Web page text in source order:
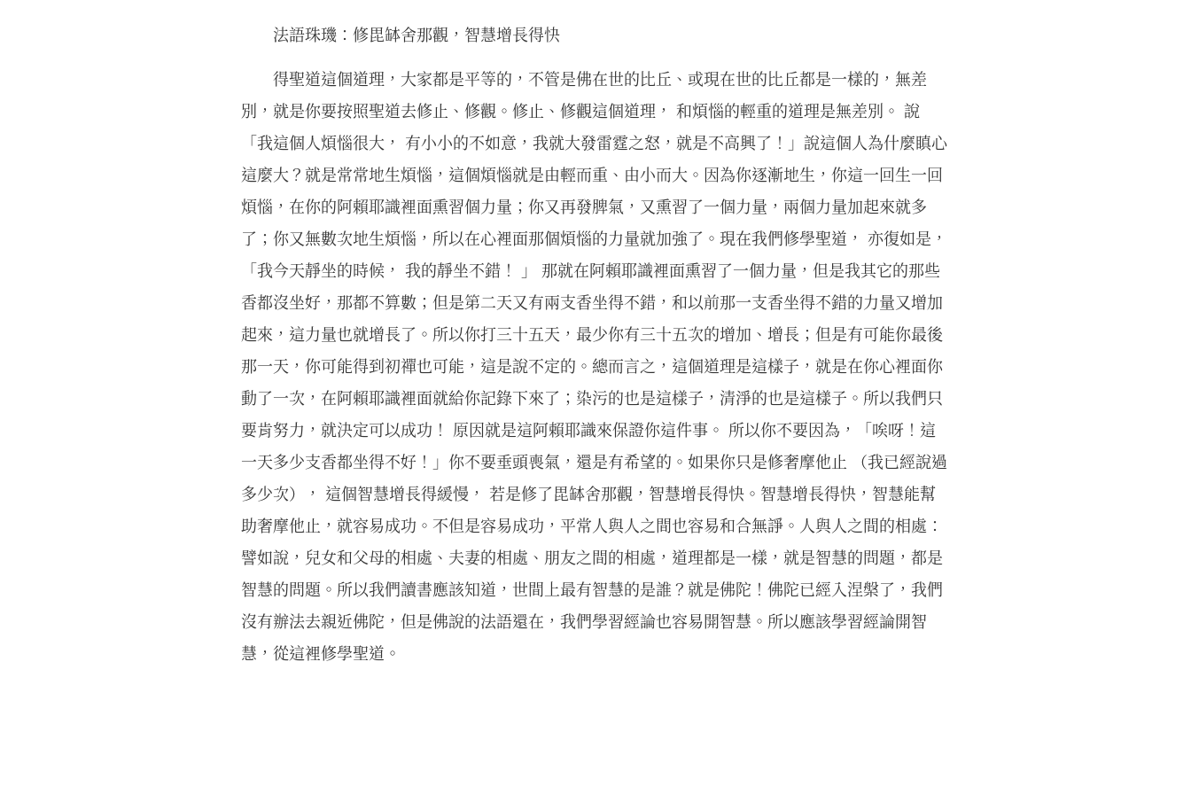
法語珠璣：修毘缽舍那觀，智慧增長得快
得聖道這個道理，大家都是平等的，不管是佛在世的比丘、或現在世的比丘都是一樣的，無差
別，就是你要按照聖道去修止、修觀。修止、修觀這個道理， 和煩惱的輕重的道理是無差別。 說
「我這個人煩惱很大， 有小小的不如意，我就大發雷霆之怒，就是不高興了！」說這個人為什麼瞋心
這麼大？就是常常地生煩惱，這個煩惱就是由輕而重、由小而大。因為你逐漸地生，你這一回生一回
煩惱，在你的阿賴耶識裡面熏習個力量；你又再發脾氣，又熏習了一個力量，兩個力量加起來就多
了；你又無數次地生煩惱，所以在心裡面那個煩惱的力量就加強了。現在我們修學聖道， 亦復如是，
「我今天靜坐的時候， 我的靜坐不錯！ 」 那就在阿賴耶識裡面熏習了一個力量，但是我其它的那些
香都沒坐好，那都不算數；但是第二天又有兩支香坐得不錯，和以前那一支香坐得不錯的力量又增加
起來，這力量也就增長了。所以你打三十五天，最少你有三十五次的增加、增長；但是有可能你最後
那一天，你可能得到初禪也可能，這是說不定的。總而言之，這個道理是這樣子，就是在你心裡面你
動了一次，在阿賴耶識裡面就給你記錄下來了；染污的也是這樣子，清淨的也是這樣子。所以我們只
要肯努力，就決定可以成功！ 原因就是這阿賴耶識來保證你這件事。 所以你不要因為，「唉呀！這
一天多少支香都坐得不好！」你不要垂頭喪氣，還是有希望的。如果你只是修奢摩他止 （我已經說過
多少次）， 這個智慧增長得緩慢， 若是修了毘缽舍那觀，智慧增長得快。智慧增長得快，智慧能幫
助奢摩他止，就容易成功。不但是容易成功，平常人與人之間也容易和合無諍。人與人之間的相處：
譬如說，兒女和父母的相處、夫妻的相處、朋友之間的相處，道理都是一樣，就是智慧的問題，都是
智慧的問題。所以我們讀書應該知道，世間上最有智慧的是誰？就是佛陀！佛陀已經入涅槃了，我們
沒有辦法去親近佛陀，但是佛說的法語還在，我們學習經論也容易開智慧。所以應該學習經論開智
慧，從這裡修學聖道。